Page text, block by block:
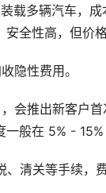
载多辆汽车，
安全性高，但价
隐性费用。
会推出新客户
般在 5% - 15%
清关等手续，费